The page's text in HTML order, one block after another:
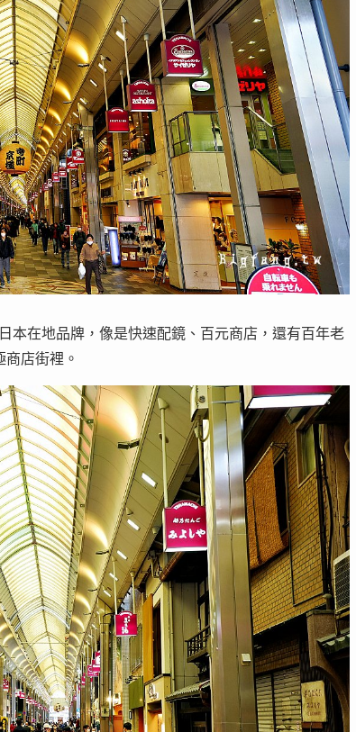
本在地品牌，像是快速配鏡、百元商店，還有百年老
店街裡。